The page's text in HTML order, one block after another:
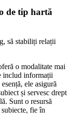
de tip hartă
să stabiliți relații
o modalitate mai
includ informații
ele asigură
și servesc drept
Sunt o resursă
fie în